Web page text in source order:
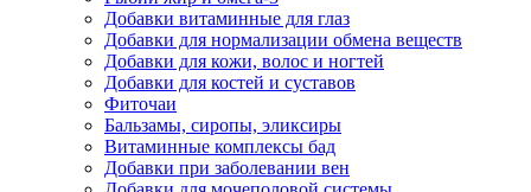
Добавки витаминные для глаз
Добавки для нормализации обмена веществ
Добавки для кожи, волос и ногтей
Добавки для костей и суставов
Фиточаи
Бальзамы, сиропы, эликсиры
Витаминные комплексы бад
Добавки при заболевании вен